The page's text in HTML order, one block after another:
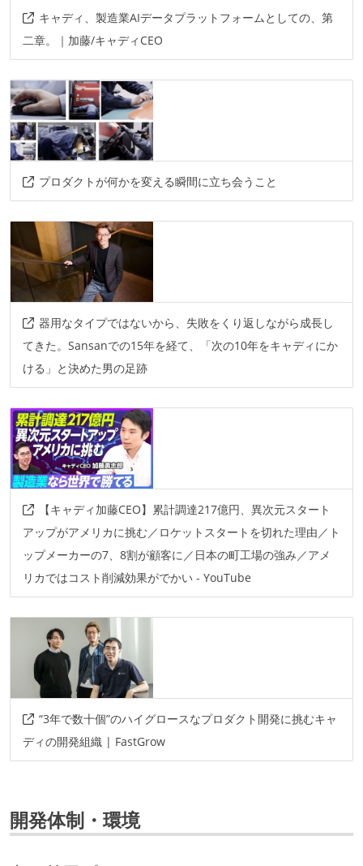
キャディ、製造業AIデータプラットフォームとしての、第
二章。｜加藤/キャディCEO
プロダクトが何かを変える瞬間に立ち会うこと
器用なタイプではないから、失敗をくり返しながら成長し
てきた。Sansanでの15年を経て、「次の10年をキャディにか
ける」と決めた男の足跡
【キャディ加藤CEO】累計調達217億円、異次元スタート
アップがアメリカに挑む／ロケットスタートを切れた理由／ト
ップメーカーの7、8割が顧客に／日本の町工場の強み／アメ
リカではコスト削減効果がでかい - YouTube
“3年で数十個”のハイグロースなプロダクト開発に挑むキャ
ディの開発組織 | FastGrow
開発体制・環境